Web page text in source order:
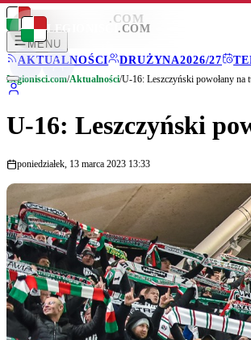
LEGIONISCI .COM
MENU
AKTUALNOŚCI
DRUŻYNA2026/27
LEGIONISCI .COM
Legionisci.com/Aktualności/U-16: Leszczyński powołany na
U-16: Leszczyński
poniedziałek, 13 marca 2023 13:33